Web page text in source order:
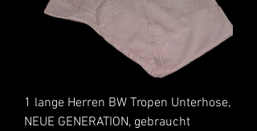
1 lange Herren BW Tropen Unterhose,
NEUE GENERATION, gebraucht